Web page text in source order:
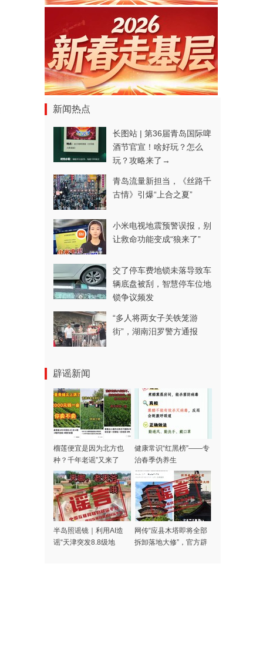
新闻热点
长图站 | 第36届青岛国际啤
酒节官宣！啥好玩？怎么
玩？攻略来了→
青岛流量新担当，《丝路千
古情》引爆“上合之夏”
小米电视地震预警误报，别
让救命功能变成“狼来了”
交了停车费地锁未落导致车
辆底盘被刮，智慧停车位地
锁争议频发
“多人将两女子关铁笼游
街”，湖南汨罗警方通报
辟谣新闻
榴莲便宜是因为北方也
种？千年老谣”又来了
健康常识“红黑榜”——专
治春季伪养生
半岛照谣镜｜利用AI造
谣“天津突发8.8级地
网传“应县木塔即将全部
拆卸落地大修”，官方辟